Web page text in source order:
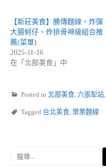
【新莊美食】勝傳麵線，炸彈
大腸蚵仔、炸排骨神級組合推
薦(菜單)
2025-11-16
在「北部美食」中
Posted in 北部美食, 六張犁站,
Tagged 台北美食, 樂業麵線